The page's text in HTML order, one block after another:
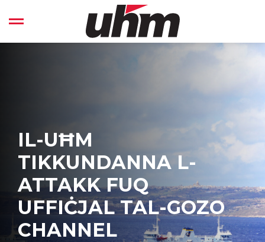
Open left Panel
IL-UĦM
TIKKUNDANNA L-
ATTAKK FUQ
UFFIĊJAL TAL-GOZO
CHANNEL